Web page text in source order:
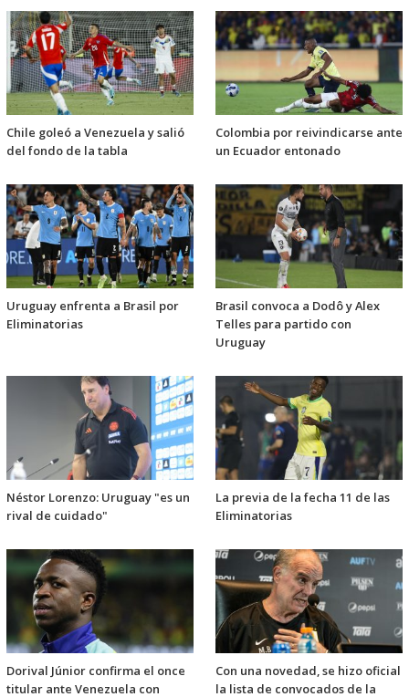
Chile goleó a Venezuela y salió
del fondo de la tabla
Colombia por reivindicarse ante
un Ecuador entonado
Uruguay enfrenta a Brasil por
Eliminatorias
Brasil convoca a Dodô y Alex
Telles para partido con
Uruguay
Néstor Lorenzo: Uruguay "es un
rival de cuidado"
La previa de la fecha 11 de las
Eliminatorias
Dorival Júnior confirma el once
titular ante Venezuela con
Con una novedad, se hizo oficial
la lista de convocados de la